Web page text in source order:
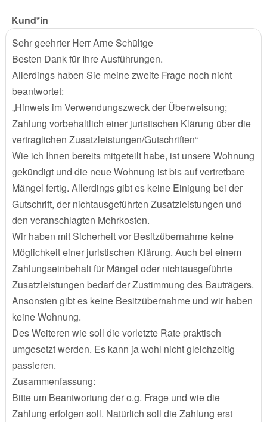
Kund*in
Sehr geehrter Herr Arne Schültge
Besten Dank für Ihre Ausführungen.
Allerdings haben Sie meine zweite Frage noch nicht
beantwortet:
„Hinweis im Verwendungszweck der Überweisung;
Zahlung vorbehaltlich einer juristischen Klärung über die
vertraglichen Zusatzleistungen/Gutschriften“
Wie ich Ihnen bereits mitgeteilt habe, ist unsere Wohnung
gekündigt und die neue Wohnung ist bis auf vertretbare
Mängel fertig. Allerdings gibt es keine Einigung bei der
Gutschrift, der nichtausgeführten Zusatzleistungen und
den veranschlagten Mehrkosten.
Wir haben mit Sicherheit vor Besitzübernahme keine
Möglichkeit einer juristischen Klärung. Auch bei einem
Zahlungseinbehalt für Mängel oder nichtausgeführte
Zusatzleistungen bedarf der Zustimmung des Bauträgers.
Ansonsten gibt es keine Besitzübernahme und wir haben
keine Wohnung.
Des Weiteren wie soll die vorletzte Rate praktisch
umgesetzt werden. Es kann ja wohl nicht gleichzeitig
passieren.
Zusammenfassung:
Bitte um Beantwortung der o.g. Frage und wie die
Zahlung erfolgen soll. Natürlich soll die Zahlung erst